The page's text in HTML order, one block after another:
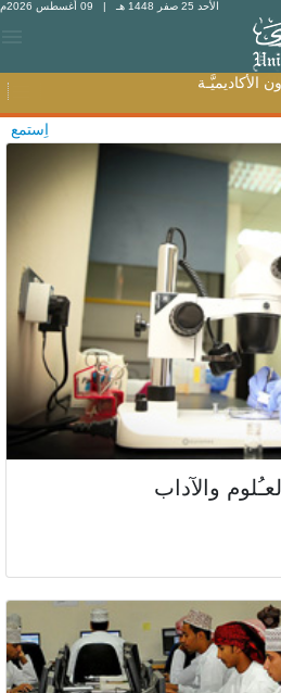
الأحد 25 صفر 1448 هـ | 09 أغسطس 2026م
اِستمع
والآداب